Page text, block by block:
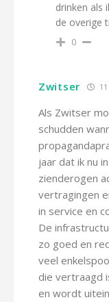
drinken als
de overige
0
Zwitser
Als Zwitser
schudden
jaar dat ik nu
zienderogen
vertragingen
in service en
De
zo goed en
veel
die vertraagd
en wordt